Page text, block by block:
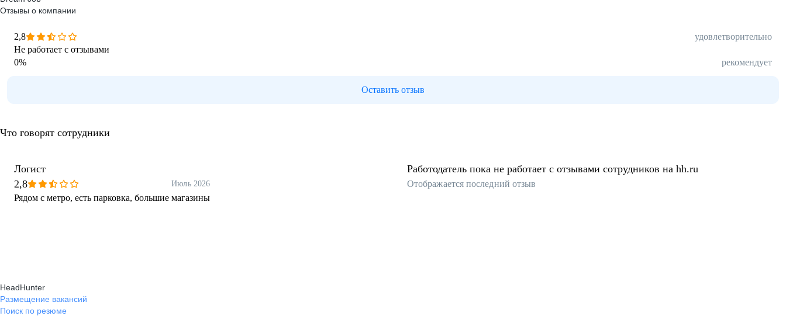
Отзывы о компании
2,8
удовлетворительно
Не работает с отзывами
0% рекомендует
Оставить отзыв
Что говорят сотрудники
Логист
2,8
Июль 2026
Рядом с метро, есть парковка, большие магазины
Работодатель пока не работает с отзывами сотрудников на hh.ru
Отображается последний отзыв
HeadHunter
Размещение вакансий
Поиск по резюме